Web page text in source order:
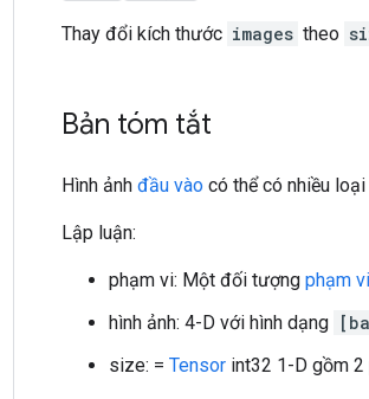
Thay đổi kích thước images theo
Bản tóm tắt
Hình ảnh đầu vào có thể có nhiều
Lập luận:
phạm vi: Một đối tượng phạm vi
hình ảnh: 4-D với hình dạng
size: = Tensor int32 1-D gồm 2